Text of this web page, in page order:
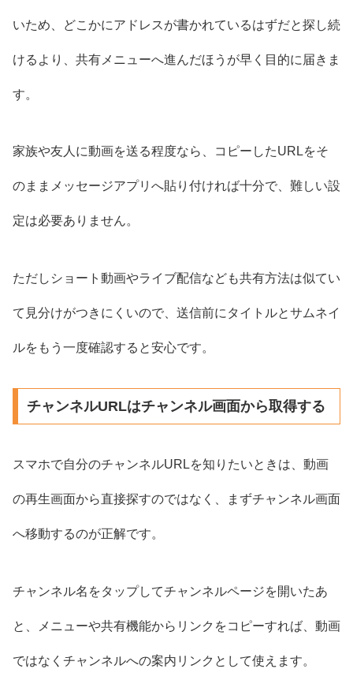
いため、どこかにアドレスが書かれているはずだと探し続
けるより、共有メニューへ進んだほうが早く目的に届きま
す。
家族や友人に動画を送る程度なら、コピーしたURLをそ
のままメッセージアプリへ貼り付ければ十分で、難しい設
定は必要ありません。
ただしショート動画やライブ配信なども共有方法は似てい
て見分けがつきにくいので、送信前にタイトルとサムネイ
ルをもう一度確認すると安心です。
チャンネルURLはチャンネル画面から取得する
スマホで自分のチャンネルURLを知りたいときは、動画
の再生画面から直接探すのではなく、まずチャンネル画面
へ移動するのが正解です。
チャンネル名をタップしてチャンネルページを開いたあ
と、メニューや共有機能からリンクをコピーすれば、動画
ではなくチャンネルへの案内リンクとして使えます。